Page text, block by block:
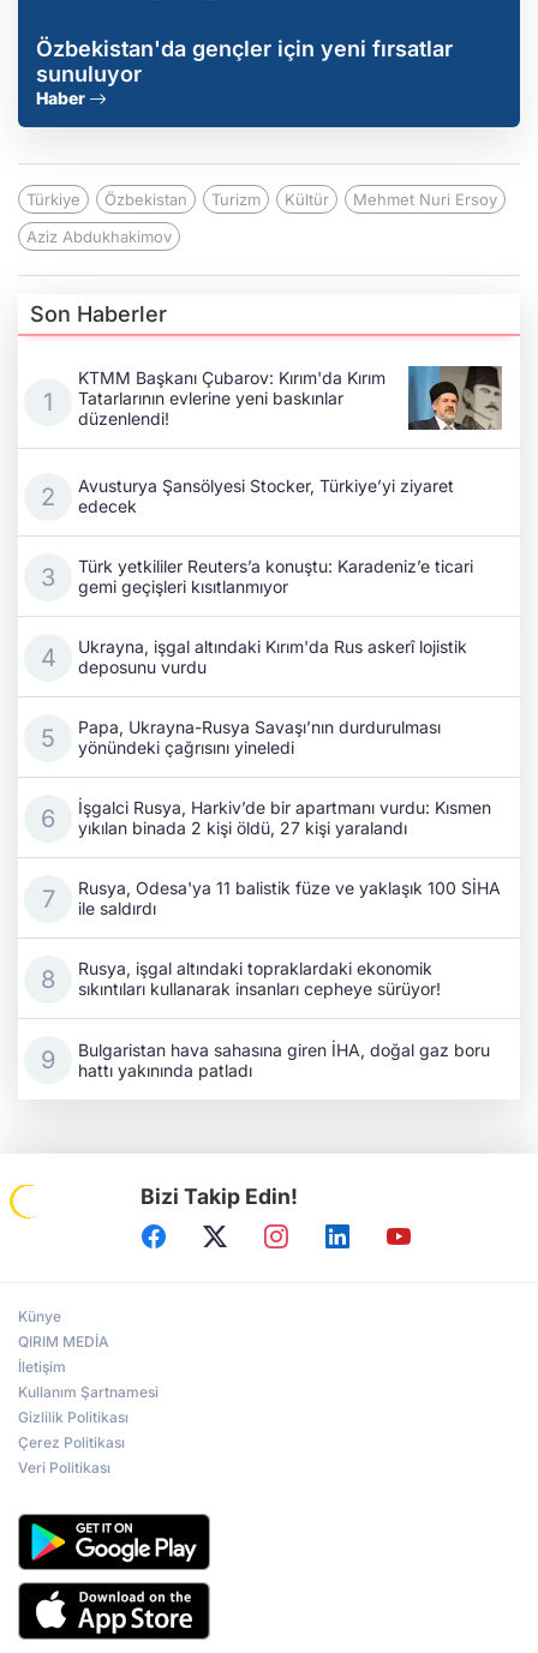
Özbekistan'da gençler için yeni fırsatlar
sunuluyor
Haber
Türkiye Özbekistan Turizm Kültür
Mehmet Nuri Ersoy
Aziz Abdukhakimov
Son Haberler
KTMM Başkanı Çubarov: Kırım'da Kırım
Tatarlarının evlerine yeni baskınlar
düzenlendi!
Avusturya Şansölyesi Stocker, Türkiye’yi ziyaret
edecek
Türk yetkililer Reuters’a konuştu: Karadeniz’e ticari
gemi geçişleri kısıtlanmıyor
Ukrayna, işgal altındaki Kırım'da Rus askerî lojistik
deposunu vurdu
Papa, Ukrayna-Rusya Savaşı’nın durdurulması
yönündeki çağrısını yineledi
İşgalci Rusya, Harkiv’de bir apartmanı vurdu: Kısmen
yıkılan binada 2 kişi öldü, 27 kişi yaralandı
Rusya, Odesa'ya 11 balistik füze ve yaklaşık 100 SİHA
ile saldırdı
Rusya, işgal altındaki topraklardaki ekonomik
sıkıntıları kullanarak insanları cepheye sürüyor!
Bulgaristan hava sahasına giren İHA, doğal gaz boru
hattı yakınında patladı
Bizi Takip Edin!
Künye
QIRIM MEDİA
İletişim
Kullanım Şartnamesi
Gizlilik Politikası
Çerez Politikası
Veri Politikası